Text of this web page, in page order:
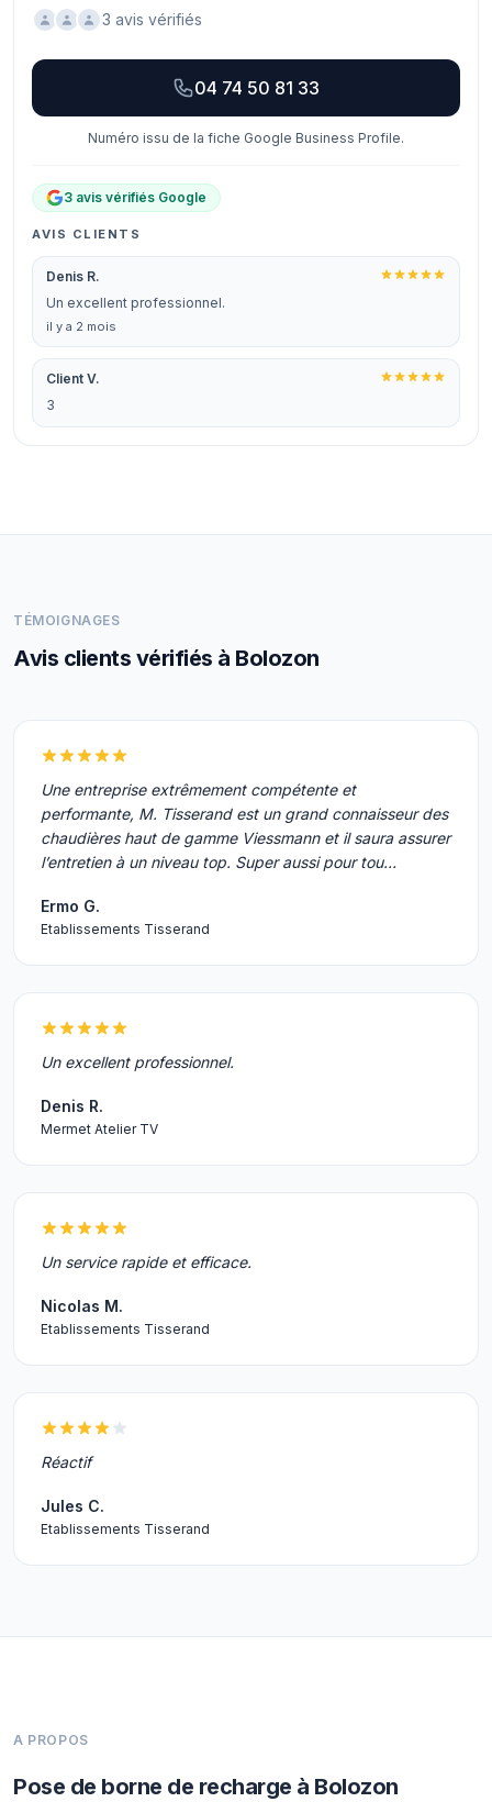
3 avis vérifiés
04 74 50 81 33
Numéro issu de la fiche Google Business Profile.
3 avis vérifiés Google
AVIS CLIENTS
Denis R.
Un excellent professionnel.
il y a 2 mois
Client V.
3
TÉMOIGNAGES
Avis clients vérifiés à Bolozon
Une entreprise extrêmement compétente et
performante, M. Tisserand est un grand connaisseur des
chaudières haut de gamme Viessmann et il saura assurer
l’entretien à un niveau top. Super aussi pour tou…
Ermo G.
Etablissements Tisserand
Un excellent professionnel.
Denis R.
Mermet Atelier TV
Un service rapide et efficace.
Nicolas M.
Etablissements Tisserand
Réactif
Jules C.
Etablissements Tisserand
A PROPOS
Pose de borne de recharge à Bolozon